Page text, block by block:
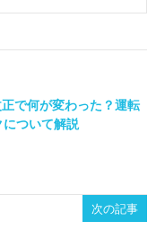
で何が変わった？運転
ついて解説
次の記事